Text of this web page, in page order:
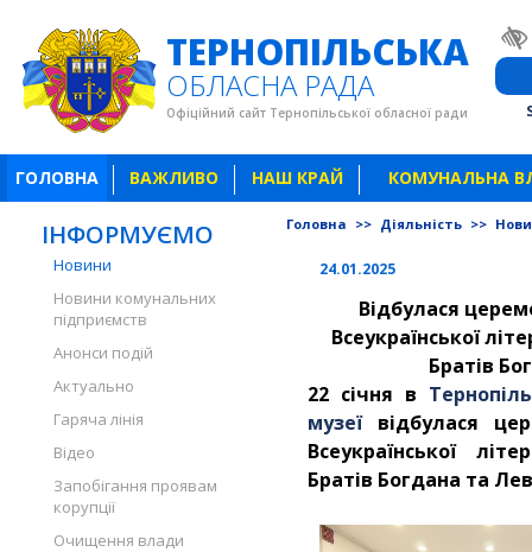
ТЕРНОПІЛЬСЬКА
ОБЛАСНА РАДА
Офіційний сайт Тернопільської обласної ради
ГОЛОВНА ВАЖЛИВО НАШ КРАЙ КОМУНАЛЬНА
ІНФОРМУЄМО
Новини
Новини комунальних
підприємств
Анонси подій
Актуально
Гаряча лінія
Відео
Запобігання проявам
корупції
Очищення влади
Головна >> Діяльність >>
24.01.2025
Відбулася
Всеукраїнської
Братів
22 січня в
музеї відбулася
Всеукраїнської
Братів Богдана та